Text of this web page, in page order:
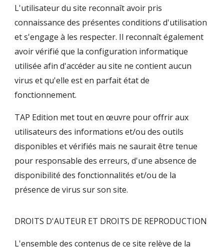
L'utilisateur du site reconnaît avoir pris
connaissance des présentes conditions d'utilisation
et s'engage à les respecter. Il reconnaît également
avoir vérifié que la configuration informatique
utilisée afin d'accéder au site ne contient aucun
virus et qu'elle est en parfait état de
fonctionnement.
TAP Edition met tout en œuvre pour offrir aux
utilisateurs des informations et/ou des outils
disponibles et vérifiés mais ne saurait être tenue
pour responsable des erreurs, d'une absence de
disponibilité des fonctionnalités et/ou de la
présence de virus sur son site.
DROITS D'AUTEUR ET DROITS DE REPRODUCTION
L'ensemble des contenus de ce site relève de la